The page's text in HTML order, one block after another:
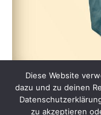
Diese Website
dazu und zu deinen
zu akzeptieren